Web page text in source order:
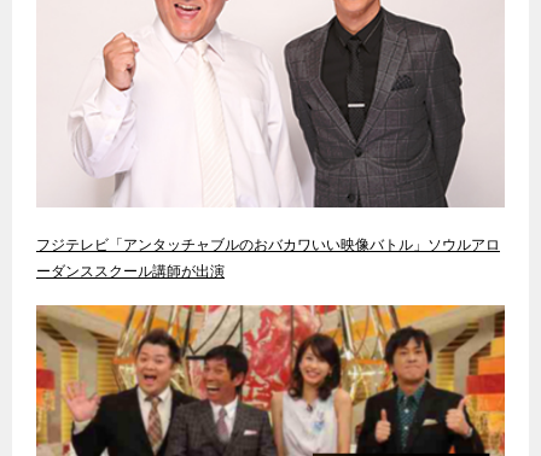
フジテレビ「アンタッチャブルのおバカワいい映像バトル」ソウルアロ
ーダンススクール講師が出演